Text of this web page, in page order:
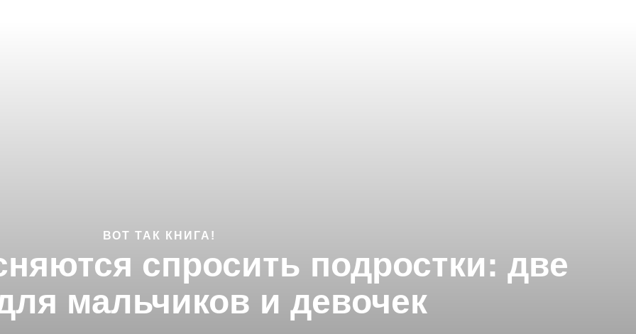
ВОТ ТАК КНИГА!
спросить подростки: две
мальчиков и девочек